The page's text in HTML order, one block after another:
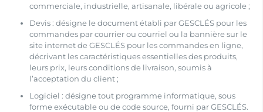
commerciale, industrielle, artisanale, libérale ou agricole ;
Devis : désigne le document établi par GESCLÉS pour les
commandes par courrier ou courriel ou la bannière sur le
site internet de GESCLÉS pour les commandes en ligne,
décrivant les caractéristiques essentielles des produits,
leurs prix, leurs conditions de livraison, soumis à
l’acceptation du client ;
Logiciel : désigne tout programme informatique, sous
forme exécutable ou de code source, fourni par GESCLÉS.